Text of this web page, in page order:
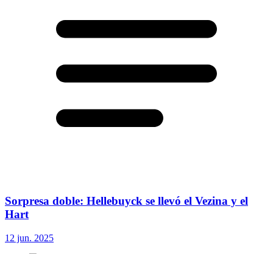
Sorpresa doble: Hellebuyck se llevó el Vezina y el
Hart
12 jun. 2025